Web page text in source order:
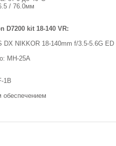
/ 76.0мм
D7200 kit 18-140 VR:
DX NIKKOR 18-140mm f/3.5-5.6G ED
MH-25A
1B